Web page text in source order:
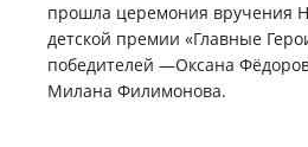
прошла церемония вручения
детской премии «Главные
победителей —Оксана
Милана Филимонова.